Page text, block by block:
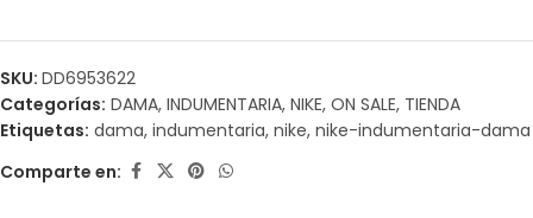
SKU: DD6953622
Categorías: DAMA, INDUMENTARIA, NIKE, ON SALE, TIENDA
Etiquetas: dama, indumentaria, nike, nike-indumentaria-dama
Comparte en: